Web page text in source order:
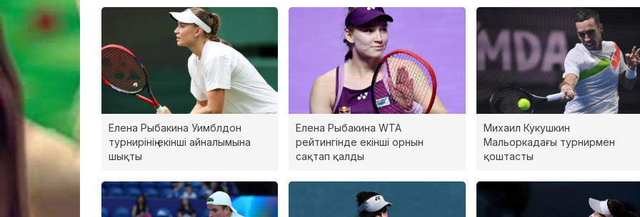
Елена Рыбакина Уимблдон
турнирінің екінші айналымына
шықты
Елена Рыбакина WTA
рейтингінде екінші орнын
сақтап қалды
Михаил Кукушкин
Мальоркадағы турнирмен
қоштасты